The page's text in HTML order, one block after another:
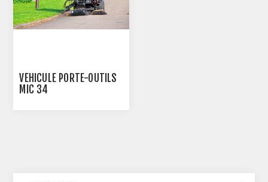
VÉHICULE PORTE-OUTILS
MIC 34